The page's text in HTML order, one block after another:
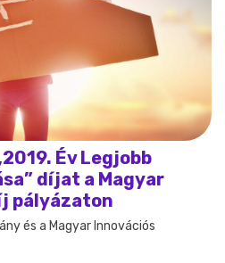
Év Legjobb
díjat a Magyar
pályázaton
és a Magyar Innovációs